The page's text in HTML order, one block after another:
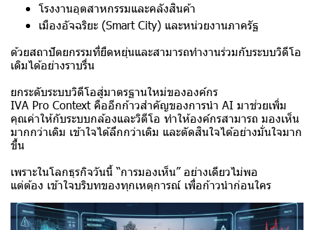
โรงงานอุตสาหกรรมและคลังสินค้า
เมืองอัจฉริยะ (Smart City) และหน่วยงานภาครัฐ
ด้วยสถาปัตยกรรมที่ยืดหยุ่นและสามารถทำงานร่วมกับระบบวิดีโอ
เดิมได้อย่างราบรื่น
ยกระดับระบบวิดีโอสู่มาตรฐานใหม่ขององค์กร
IVA Pro Context คืออีกก้าวสำคัญของการนำ AI มาช่วยเพิ่ม
คุณค่าให้กับระบบกล้องและวิดีโอ ทำให้องค์กรสามารถ มองเห็น
มากกว่าเดิม เข้าใจได้ลึกกว่าเดิม และตัดสินใจได้อย่างมั่นใจมาก
ขึ้น
เพราะในโลกธุรกิจวันนี้ “การมองเห็น” อย่างเดียวไม่พอ
แต่ต้อง เข้าใจบริบทของทุกเหตุการณ์ เพื่อก้าวนำก่อนใคร